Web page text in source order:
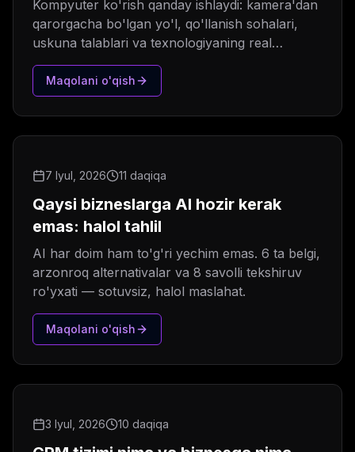
Kompyuter ko'rish qanday ishlaydi: kamera'dan
qarorgacha bo'lgan yo'l, qo'llanish sohalari,
uskuna talablari va texnologiyaning real
cheklovlari.
Maqolani o'qish
7 Iyul, 2026 11 daqiqa
Qaysi bizneslarga AI hozir kerak
emas: halol tahlil
AI har doim ham to'g'ri yechim emas. 6 ta belgi,
arzonroq alternativalar va 8 savolli tekshiruv
ro'yxati — sotuvsiz, halol maslahat.
Maqolani o'qish
3 Iyul, 2026 10 daqiqa